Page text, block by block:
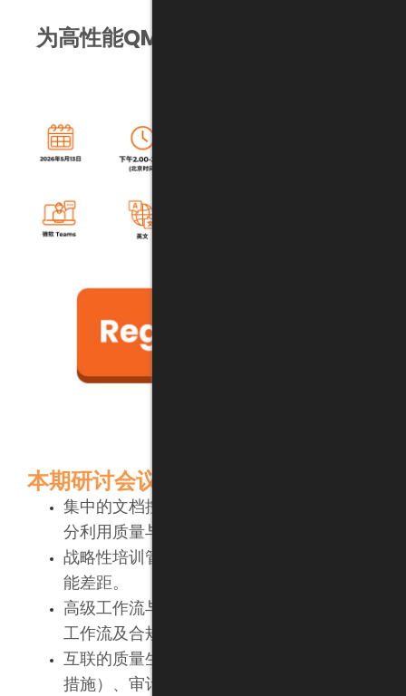
为高性能QMS实现文档控制与培训
本期研讨会议题
集中的文档控制（EDMS）：如何在安全的电
分利用质量与技术文档。
战略性培训管理：通过自动化的续期提醒，主
能差距。
高级工作流与合规性：深入探讨版本控制与自
工作流及合规的电子签名。
互联的质量生态系统：将文档与实际业务成果
措施）、审计发现项、项目里程碑及客户反馈。